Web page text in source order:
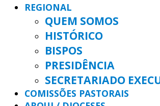
REGIONAL
QUEM SOMOS
HISTÓRICO
BISPOS
PRESIDÊNCIA
SECRETARIADO
COMISSÕES PASTORAIS